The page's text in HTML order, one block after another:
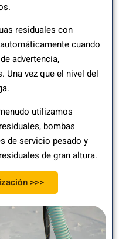
residuales con
cuando
advertencia,
Una vez que el nivel del
utilizamos
bombas
de servicio pesado y
de gran altura.
>>>